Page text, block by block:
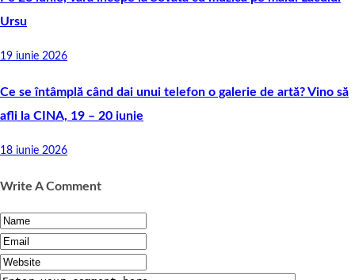
Ursu
19 iunie 2026
Ce se întâmplă când dai unui telefon o galerie de artă? Vino să
afli la CINA, 19 – 20 iunie
18 iunie 2026
Write A Comment